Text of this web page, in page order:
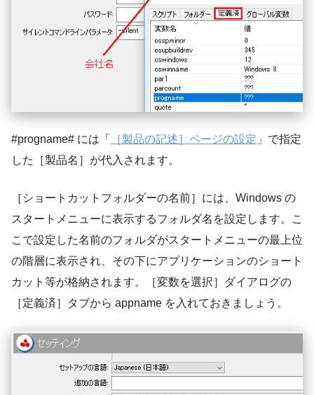
#progname# には「 ［製品の記述］ページの設定 」で指定
した［製品名］が代入されます。
［ショートカットフォルダーの名前］には、Windows の
スタートメニューに表示するフォルダ名を設定します。こ
こで設定した名前のフォルダがスタートメニューの最上位
の階層に表示され、その下にアプリケーションのショート
カット等が格納されます。［変数を選択］ダイアログの
［定義済］タブから appname を入れておきましょう。